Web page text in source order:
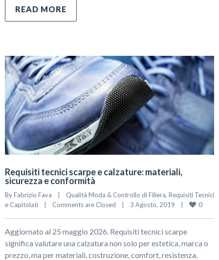
READ MORE
Requisiti tecnici scarpe e calzature: materiali,
sicurezza e conformità
By Fabrizio Fava Qualità Moda & Controllo di Filiera, Requisiti Tecnici
e Capitolati
Comments are Closed 3 Agosto, 2019 0
Aggiornato al 25 maggio 2026. Requisiti tecnici scarpe
significa valutare una calzatura non solo per estetica, marca o
prezzo, ma per materiali, costruzione, comfort, resistenza,